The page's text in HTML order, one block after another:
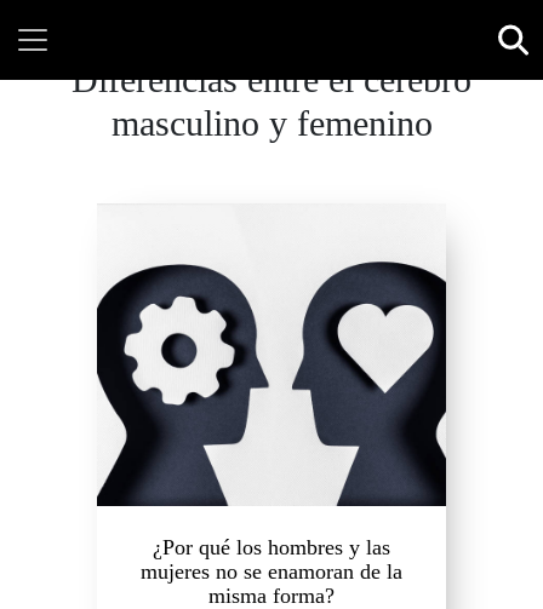
Diferencias entre el cerebro
masculino y femenino
¿Por qué los hombres y las
mujeres no se enamoran de la
misma forma?